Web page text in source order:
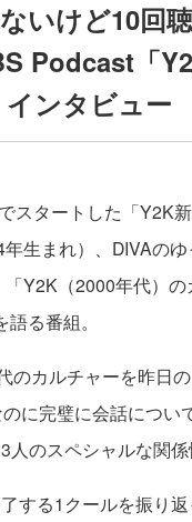
ないけど10回
Podcast「
インタビュ
スタートした「Y2K
生まれ）、DIVAの
Y2K（2000年代）
る番組。
のカルチャーを昨日
に完璧に会話につい
のスペシャルな関係
する1クールを振り